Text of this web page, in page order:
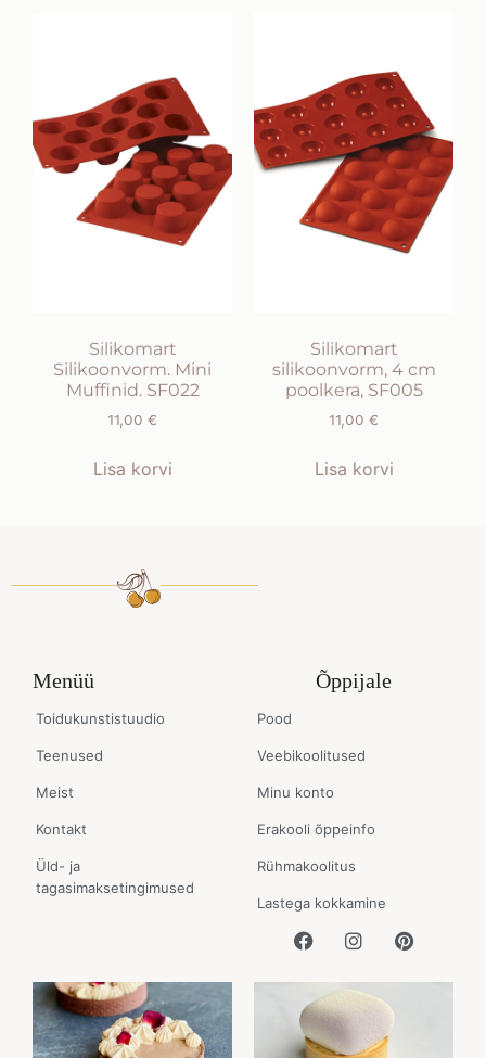
Silikomart
Silikoonvorm. Mini
Muffinid. SF022
11,00 €
Lisa korvi
Silikomart
silikoonvorm, 4 cm
poolkera, SF005
11,00 €
Lisa korvi
Menüü
Toidukunstistuudio
Teenused
Meist
Kontakt
Üld- ja
tagasimaksetingimused
Õppijale
Pood
Veebikoolitused
Minu konto
Erakooli õppeinfo
Rühmakoolitus
Lastega kokkamine